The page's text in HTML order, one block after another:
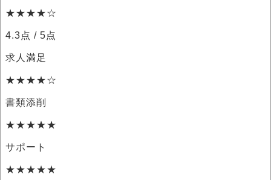
★★★★☆
4.3点 / 5点
求人満足
★★★★☆
書類添削
★★★★★
サポート
★★★★★